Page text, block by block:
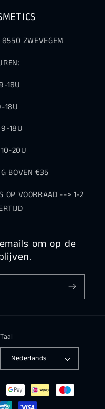
ZWEVEGEM
18U
18U
9-18U
10-20U
BOVEN €35
OP VOORRAAD --> 1-2
om op de
Taal
Nederlands